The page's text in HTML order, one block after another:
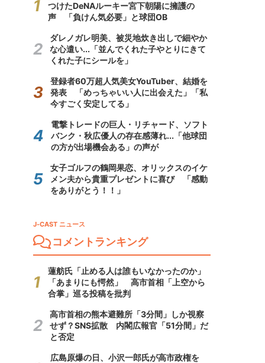
つけたDeNAルーキー宮下朝陽に擁護の
声 「負けん気必要」と球団OB
ダレノガレ明美、被災地炊き出しで細やか
な心遣い...「並んでくれた子やとりにきて
くれた子にシールを」
登録者60万超人気美女YouTuber、結婚を
発表 「めっちゃいい人に出会えた」「私
今すごく安定してる」
電撃トレードの巨人・リチャード、ソフト
バンク・秋広優人の存在感薄れ...「他球団
の方が出場機会ある」の声が
女子ゴルフの鶴岡果恋、オリックスのイケ
メン夫から貴重プレゼントに喜び 「感動
をありがとう！！」
J-CAST ニュース
コメントランキング
蓮舫氏「止める人は誰もいなかったのか」
「あまりにも愕然」 高市首相「上空から
合掌」巡る投稿を批判
高市首相の熊本避難所「3分間」しか視察
せず？SNS拡散 内閣広報官「51分間」だ
と否定
広島原爆の日、小沢一郎氏が高市政権を